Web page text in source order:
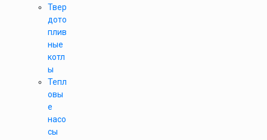
Твер
дото
плив
ные
котл
ы
Тепл
овы
е
насо
сы